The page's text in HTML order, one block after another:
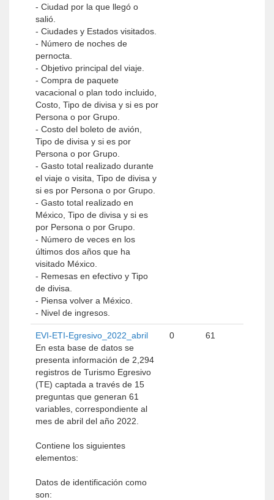
- Ciudad por la que llegó o
salió.
- Ciudades y Estados visitados.
- Número de noches de
pernocta.
- Objetivo principal del viaje.
- Compra de paquete
vacacional o plan todo incluido,
Costo, Tipo de divisa y si es por
Persona o por Grupo.
- Costo del boleto de avión,
Tipo de divisa y si es por
Persona o por Grupo.
- Gasto total realizado durante
el viaje o visita, Tipo de divisa y
si es por Persona o por Grupo.
- Gasto total realizado en
México, Tipo de divisa y si es
por Persona o por Grupo.
- Número de veces en los
últimos dos años que ha
visitado México.
- Remesas en efectivo y Tipo
de divisa.
- Piensa volver a México.
- Nivel de ingresos.
EVI-ETI-Egresivo_2022_abril
En esta base de datos se
presenta información de 2,294
registros de Turismo Egresivo
(TE) captada a través de 15
preguntas que generan 61
variables, correspondiente al
mes de abril del año 2022.
Contiene los siguientes
elementos:
Datos de identificación como
son:
0 61